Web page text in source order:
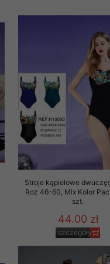
Stroje kąpielowe
Roz 46-60, Mix Kolor
szt.
44.00 zł
szczegóły